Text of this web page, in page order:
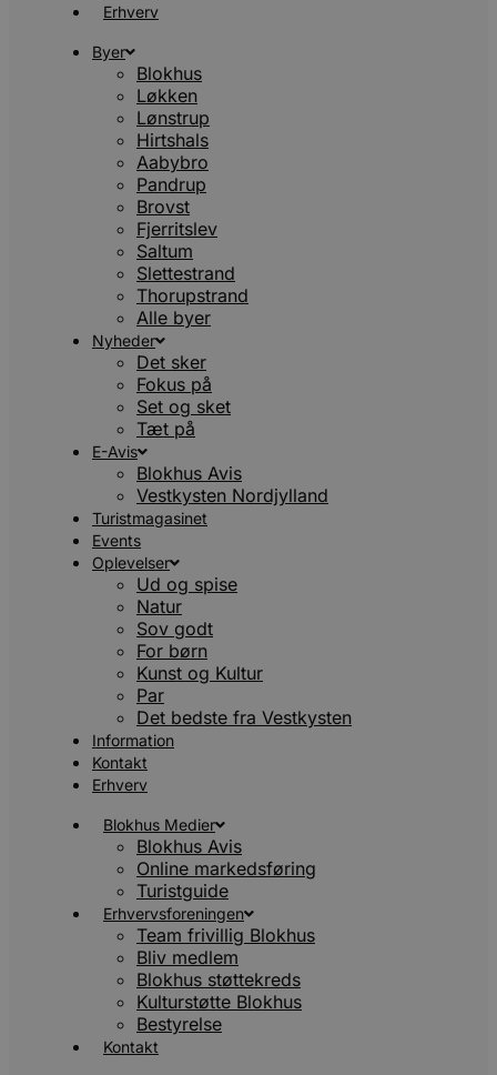
Erhverv
Byer
Blokhus
Løkken
Lønstrup
Hirtshals
Aabybro
Pandrup
Brovst
Fjerritslev
Saltum
Slettestrand
Thorupstrand
Alle byer
Nyheder
Det sker
Fokus på
Set og sket
Tæt på
E-Avis
Blokhus Avis
Vestkysten Nordjylland
Turistmagasinet
Events
Oplevelser
Ud og spise
Natur
Sov godt
For børn
Kunst og Kultur
Par
Det bedste fra Vestkysten
Information
Kontakt
Erhverv
Blokhus Medier
Blokhus Avis
Online markedsføring
Turistguide
Erhvervsforeningen
Team frivillig Blokhus
Bliv medlem
Blokhus støttekreds
Kulturstøtte Blokhus
Bestyrelse
Kontakt